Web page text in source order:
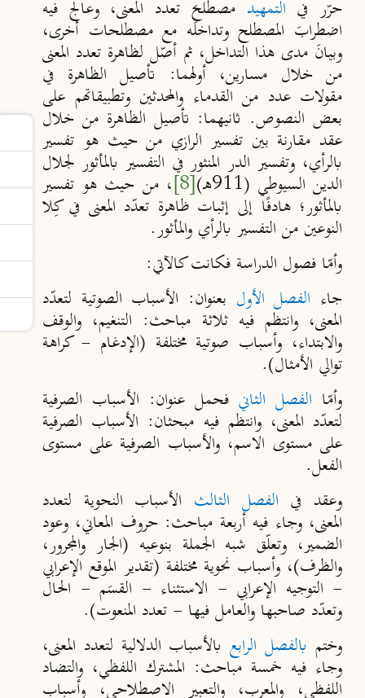
حرّر في التمهيد مصطلحَ تعدد المعنى، وعالج فيه
اضطرابَ المصطلح وتداخلَه مع مصطلحات أخرى،
وبيانَ مدى هذا التداخل، ثم أصّل لظاهرة تعدد المعنى
من خلال مسارين،أولهما: تأصيل الظاهرة في
مقولات عدد من القدماء والمحدثين وتطبيقاتهم على
بعض النصوص. ثانيهما: تأصيل الظاهرة من خلال
عقد مقارنة بين تفسير الرازي من حيث هو تفسير
بالرأي، وتفسير الدر المنثور في التفسير بالمأثور لجلال
الدين السيوطي (911هـ) [8] ، من حيث هو تفسير
بالمأثور؛ هادفًا إلى إثبات ظاهرة تعدّد المعنى في كِلا
النوعين من التفسير بالرأي والمأثور.
وأمّا فصول الدراسة فكانت كالآتي:
جاء الفصل الأول بعنوان: الأسباب الصوتية لتعدّد
المعنى، وانتظم فيه ثلاثة مباحث: التنغيم، والوقف
والابتداء، وأسباب صوتية مختلفة (الإدغام - كراهة
توالي الأمثال).
وأمّا الفصل الثاني فحمل عنوان: الأسباب الصرفية
لتعدّد المعنى، وانتظم فيه مبحثان: الأسباب الصرفية
على مستوى الاسم، والأسباب الصرفية على مستوى
الفعل.
وعقد في الفصل الثالث الأسباب النحوية لتعدد
المعنى، وجاء فيه أربعة مباحث: حروف المعاني، وعود
الضمير، وتعلّق شبه الجملة بنوعيه (الجار والمجرور،
والظرف)، وأسباب نحوية مختلفة (تقدير الموقع الإعرابي
- التوجيه الإعرابي - الاستثناء - القسَم - الحال
وتعدّد صاحبها والعامل فيها - تعدد المنعوت).
وختم بالفصل الرابعبالأسباب الدلالية لتعدد المعنى،
وجاء فيه خمسة مباحث: المشترك اللفظي، والتضاد
اللفظي، والمعرب، والتعبير الاصطلاحي، وأسباب